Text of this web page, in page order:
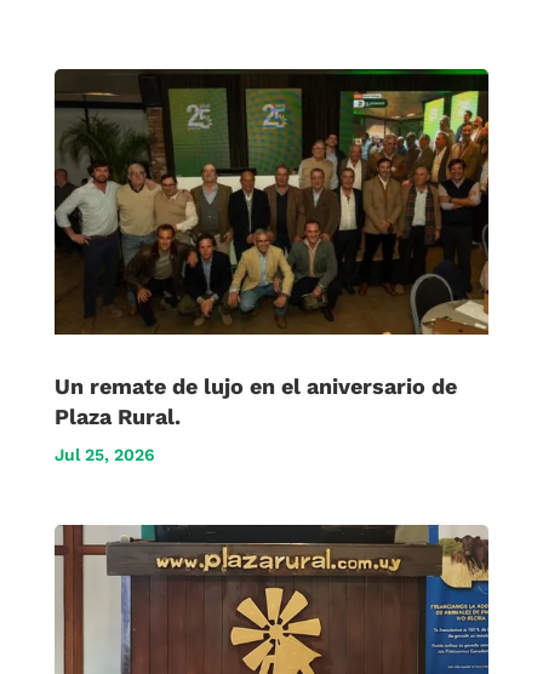
Un remate de lujo en el aniversario de
Plaza Rural.
Jul 25, 2026